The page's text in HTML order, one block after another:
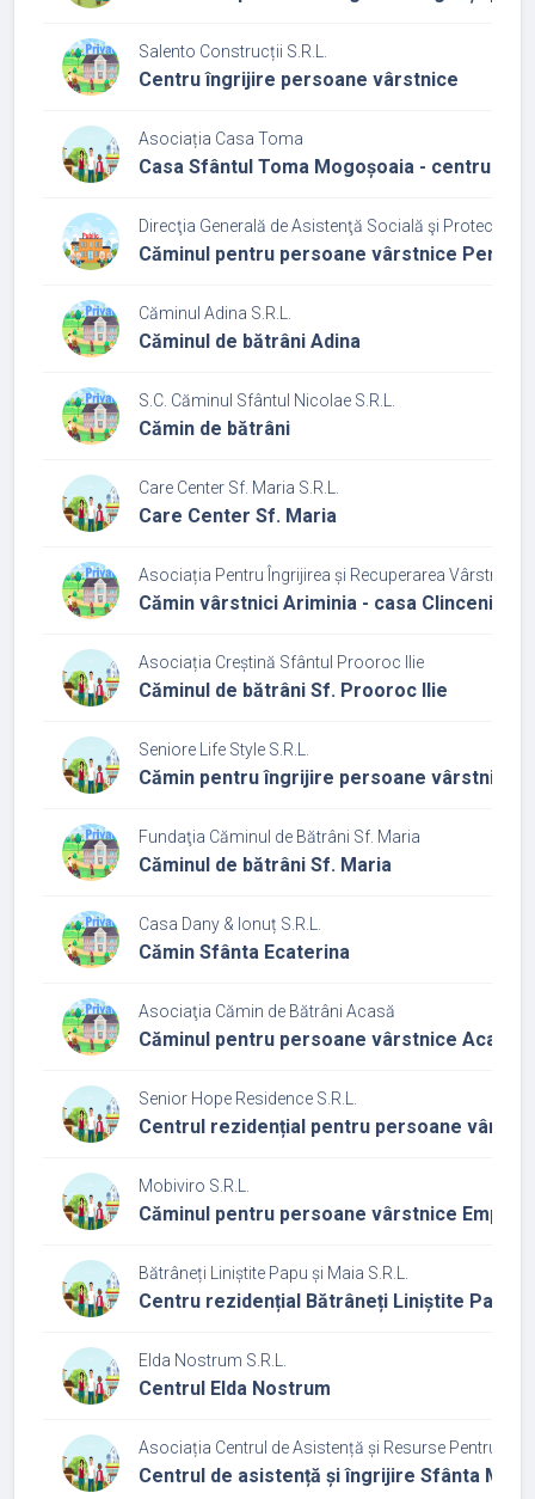
Salento Construcții S.R.L.
Centru îngrijire persoane vârstnice
Asociația Casa Toma
Casa Sfântul Toma Mogoșoaia - centrul
Direcţia Generală de Asistenţă Socială şi Protecţia
Căminul pentru persoane vârstnice Periș
Căminul Adina S.R.L.
Căminul de bătrâni Adina
S.C. Căminul Sfântul Nicolae S.R.L.
Cămin de bătrâni
Care Center Sf. Maria S.R.L.
Care Center Sf. Maria
Asociația Pentru Îngrijirea și Recuperarea
Cămin vârstnici Ariminia - casa Clinceni
Asociația Creștină Sfântul Prooroc Ilie
Căminul de bătrâni Sf. Prooroc Ilie
Seniore Life Style S.R.L.
Cămin pentru îngrijire persoane vârstnice
Fundaţia Căminul de Bătrâni Sf. Maria
Căminul de bătrâni Sf. Maria
Casa Dany & Ionuț S.R.L.
Cămin Sfânta Ecaterina
Asociaţia Cămin de Bătrâni Acasă
Căminul pentru persoane vârstnice Acasă 1
Senior Hope Residence S.R.L.
Centrul rezidențial pentru persoane
Mobiviro S.R.L.
Căminul pentru persoane vârstnice
Bătrâneți Liniștite Papu și Maia S.R.L.
Centru rezidențial Bătrâneți Liniștite Papu
Elda Nostrum S.R.L.
Centrul Elda Nostrum
Asociația Centrul de Asistență și Resurse Pentru
Centrul de asistență și îngrijire Sfânta Maria